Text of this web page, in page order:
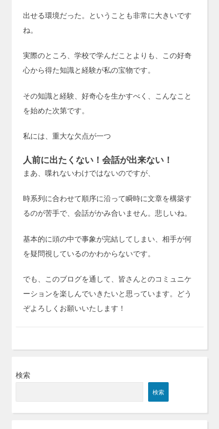
出せる環境だった。ということも非常に大きいです
ね。
実際のところ、学校で学んだことよりも、この好奇
心から得た知識と経験が私の宝物です。
その知識と経験、好奇心を生かすべく、こんなこと
を始めた次第です。
私には、重大な欠点が一つ
人前に出たくない！会話が出来ない！
まあ、喋れないわけではないのですが、
時系列に合わせて順序に沿って瞬時に文章を構築す
るのが苦手で、会話がかみ合いません。悲しいね。
基本的に頭の中で事象が完結してしまい、相手が何
を疑問視しているのかわからないです。
でも、このブログを通して、皆さんとのコミュニケ
ーションを楽しんでいきたいと思っています。どう
ぞよろしくお願いいたします！
検索
検索